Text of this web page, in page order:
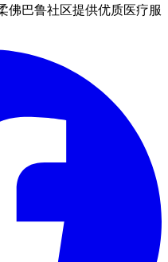
佛巴鲁社区提供优质医疗服